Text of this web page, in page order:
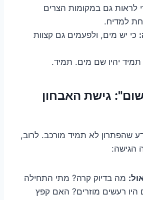
לראות גם במקומות הצרים
למדיח.
כי יש מים, ולפעמים גם קצוות
תמיד יהיו שם מים. תמיד.
גישת האבחון
שהפתרון לא תמיד מורכב. לרוב,
הגישה:
מה בדיוק קרה? מתי התחילה
רעשים מוזרים? האם קפץ